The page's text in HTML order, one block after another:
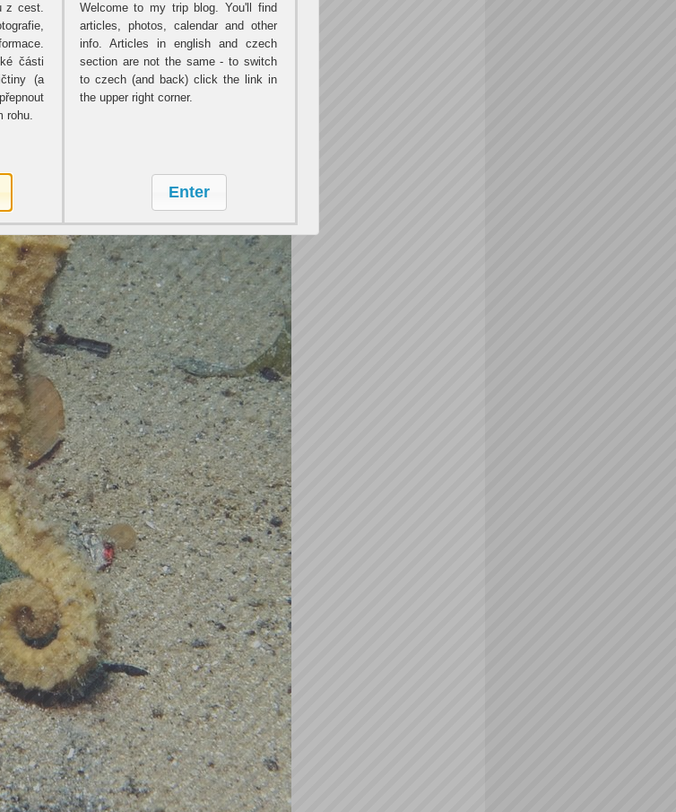
z cest.
části
(a
rohu.
Enter
Welcome to my trip blog. You'll find
articles, photos, calendar and other
info. Articles in english and czech
section are not the same - to switch
to czech (and back) click the link in
the upper right corner.